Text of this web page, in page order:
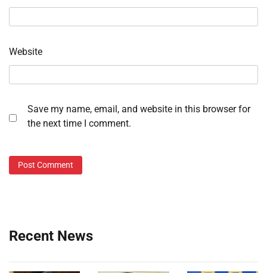
Website
Save my name, email, and website in this browser for
the next time I comment.
Recent News